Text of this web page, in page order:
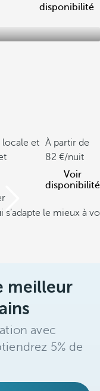
disponibilité
locale et À partir de
82
/nuit
Voir
disponibilité
le mieux à
meilleur
avec
5% de